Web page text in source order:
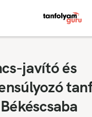
javító és